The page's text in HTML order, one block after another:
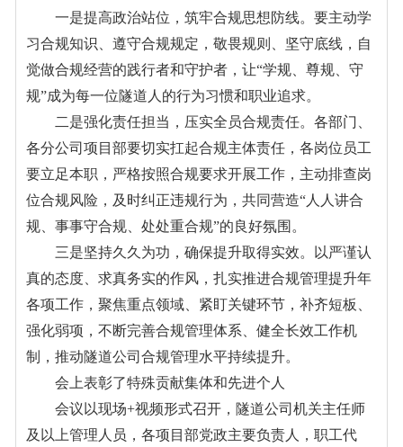
一是提高政治站位，筑牢合规思想防线。要主动学
习合规知识、遵守合规规定，敬畏规则、坚守底线，自
觉做合规经营的践行者和守护者，让“学规、尊规、守
规”成为每一位隧道人的行为习惯和职业追求。
二是强化责任担当，压实全员合规责任。各部门、
各分公司项目部要切实扛起合规主体责任，各岗位员工
要立足本职，严格按照合规要求开展工作，主动排查岗
位合规风险，及时纠正违规行为，共同营造“人人讲合
规、事事守合规、处处重合规”的良好氛围。
三是坚持久久为功，确保提升取得实效。以严谨认
真的态度、求真务实的作风，扎实推进合规管理提升年
各项工作，聚焦重点领域、紧盯关键环节，补齐短板、
强化弱项，不断完善合规管理体系、健全长效工作机
制，推动隧道公司合规管理水平持续提升。
会上表彰了特殊贡献集体和先进个人
会议以现场+视频形式召开，隧道公司机关主任师
及以上管理人员，各项目部党政主要负责人，职工代